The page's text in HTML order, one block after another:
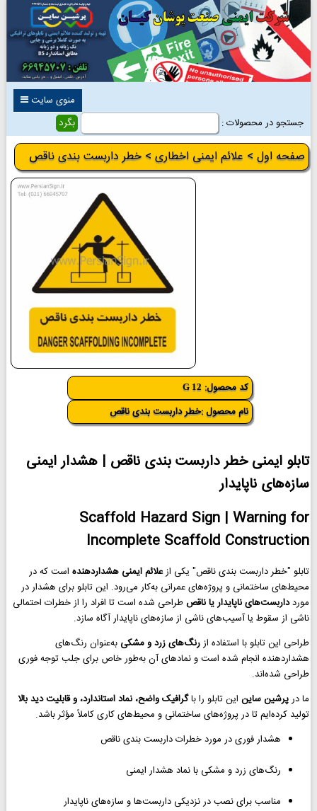
منوی سایت
جستجو در محصولات :
صفحه اول > علائم ایمنی اخطاری > خطر داربست بندی ناقص
کد محصول: G 12
نام محصول :خطر داربست بندی ناقص
تابلو ایمنی خطر داربست بندی ناقص | هشدار ایمنی
سازه‌های ناپایدار
Scaffold Hazard Sign | Warning for
Incomplete Scaffold Construction
تابلو "خطر داربست بندی ناقص" یکی ازعلائم ایمنی هشداردهنده است که در
محیط‌های ساختمانی و پروژه‌های عمرانی به‌کار می‌رود. این تابلو برای هشدار در
موردداربست‌های ناپایدار یا ناقصطراحی شده است تا افراد را از خطرات احتمالی
ناشی از سقوط یا آسیب‌های ناشی از سازه‌های ناپایدار آگاه سازد.
طراحی این تابلو با استفاده ازرنگ‌های زرد و مشکی به‌عنوان رنگ‌های
هشداردهنده انجام شده است و نمادهای آن به‌طور خاص برای جلب توجه فوری
طراحی شده‌اند.
ما درپرشین ساین این تابلو را باگرافیک واضح، نماد استاندارد، و قابلیت دید بالا
تولید کرده‌ایم تا در پروژه‌های ساختمانی و محیط‌های کاری کاملاً مؤثر باشد.
هشدار فوری در مورد خطرات داربست بندی ناقص
رنگ‌های زرد و مشکی با نماد هشدار ایمنی
مناسب برای نصب در نزدیکی داربست‌ها و سازه‌های ناپایدار